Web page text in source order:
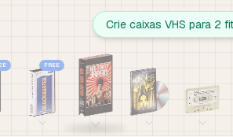
Crie caixas VHS para 2
FREE